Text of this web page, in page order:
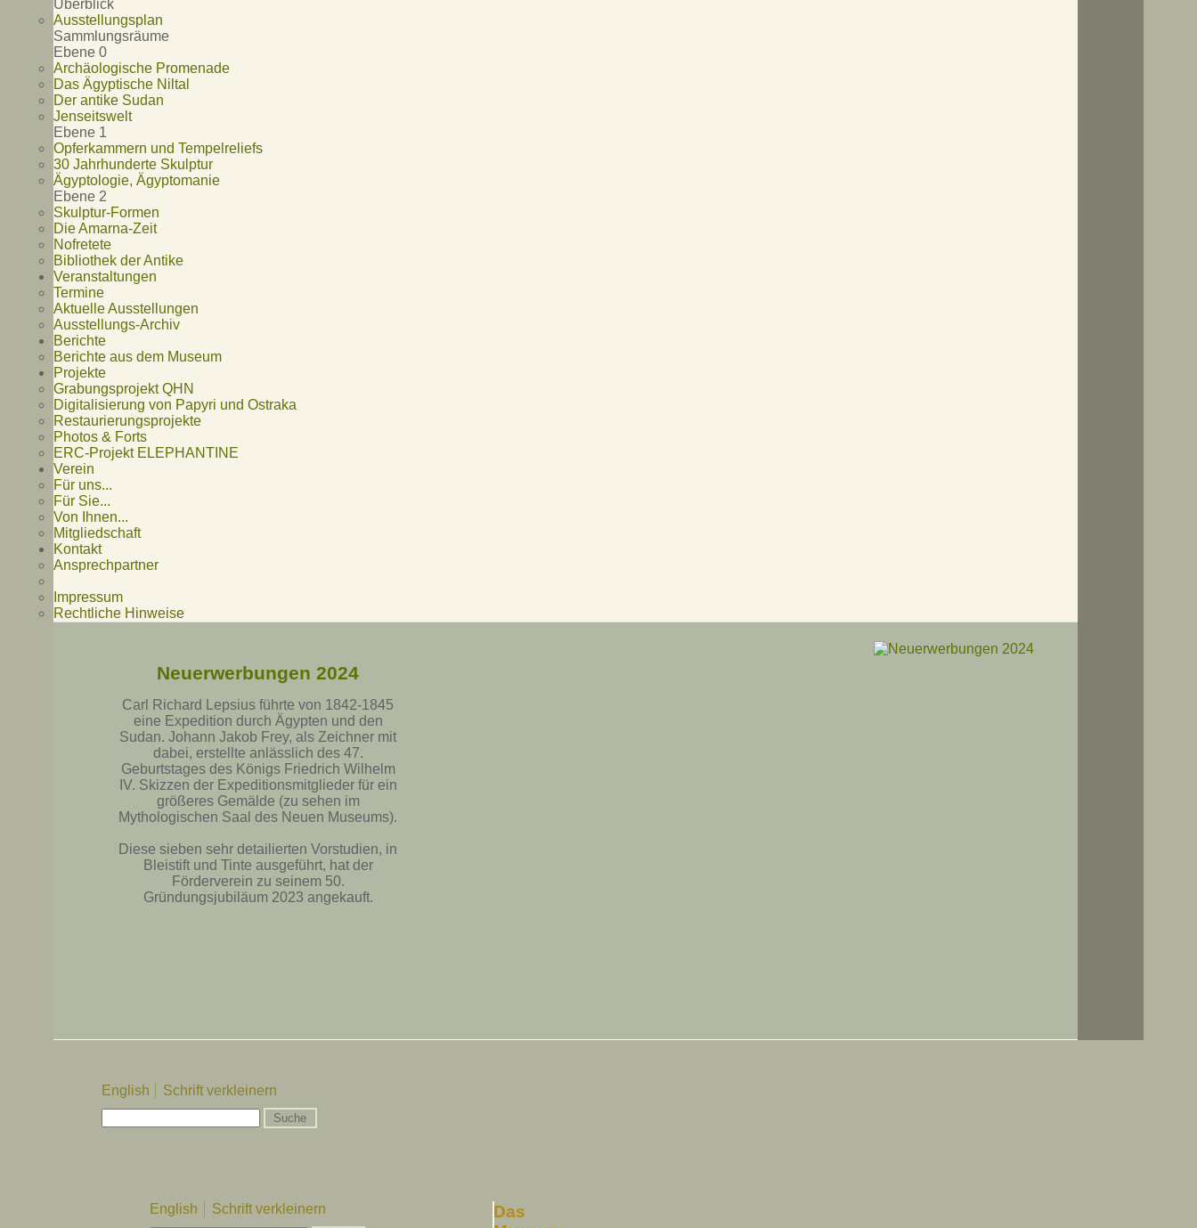
Überblick
Ausstellungsplan
Sammlungsräume
Ebene 0
Archäologische Promenade
Das Ägyptische Niltal
Der antike Sudan
Jenseitswelt
Ebene 1
Opferkammern und Tempelreliefs
30 Jahrhunderte Skulptur
Ägyptologie, Ägyptomanie
Ebene 2
Skulptur-Formen
Die Amarna-Zeit
Nofretete
Bibliothek der Antike
Veranstaltungen
Termine
Aktuelle Ausstellungen
Ausstellungs-Archiv
Berichte
Berichte aus dem Museum
Projekte
Grabungsprojekt QHN
Digitalisierung von Papyri und Ostraka
Restaurierungsprojekte
Photos & Forts
ERC-Projekt ELEPHANTINE
Verein
Für uns...
Für Sie...
Von Ihnen...
Mitgliedschaft
Kontakt
Ansprechpartner
Impressum
Rechtliche Hinweise
Neuerwerbungen 2024
Carl Richard Lepsius führte von 1842-1845
eine Expedition durch Ägypten und den
Sudan. Johann Jakob Frey, als Zeichner mit
dabei, erstellte anlässlich des 47.
Geburtstages des Königs Friedrich Wilhelm
IV. Skizzen der Expeditionsmitglieder für ein
größeres Gemälde (zu sehen im
Mythologischen Saal des Neuen Museums).
Diese sieben sehr detailierten Vorstudien, in
Bleistift und Tinte ausgeführt, hat der
Förderverein zu seinem 50.
Gründungsjubiläum 2023 angekauft.
English Schrift verkleinern
English Schrift verkleinern
Das